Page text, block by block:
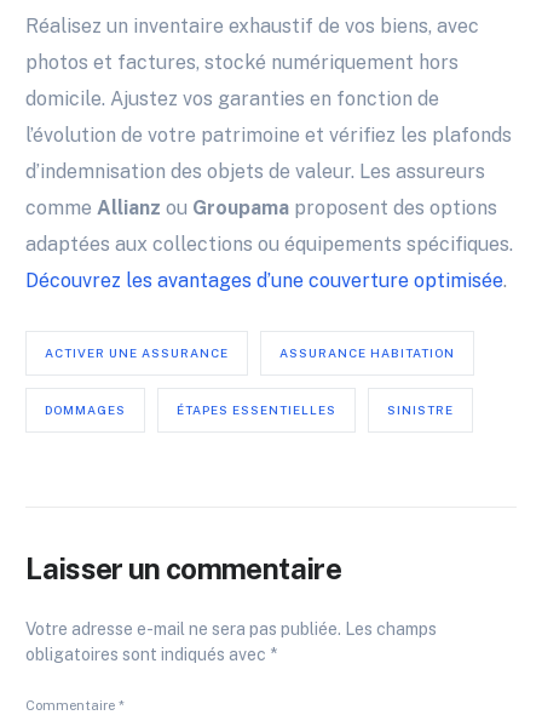
Réalisez un inventaire exhaustif de vos biens, avec
photos et factures, stocké numériquement hors
domicile. Ajustez vos garanties en fonction de
l’évolution de votre patrimoine et vérifiez les plafonds
d’indemnisation des objets de valeur. Les assureurs
comme Allianz ou Groupama proposent des options
adaptées aux collections ou équipements spécifiques.
Découvrez les avantages d’une couverture optimisée.
ACTIVER UNE ASSURANCE ASSURANCE HABITATION
DOMMAGES ÉTAPES ESSENTIELLES SINISTRE
Laisser un commentaire
Votre adresse e-mail ne sera pas publiée. Les champs
obligatoires sont indiqués avec *
Commentaire*